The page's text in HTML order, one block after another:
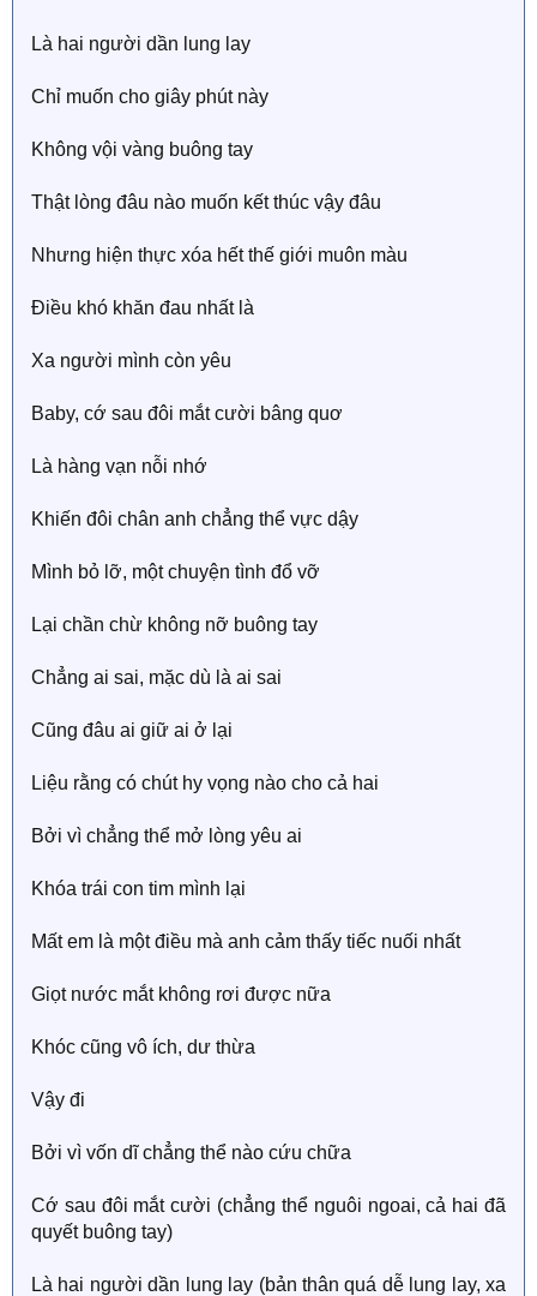
Là hai người dần lung lay
Chỉ muốn cho giây phút này
Không vội vàng buông tay
Thật lòng đâu nào muốn kết thúc vậy đâu
Nhưng hiện thực xóa hết thế giới muôn màu
Điều khó khăn đau nhất là
Xa người mình còn yêu
Baby, cớ sau đôi mắt cười bâng quơ
Là hàng vạn nỗi nhớ
Khiến đôi chân anh chẳng thể vực dậy
Mình bỏ lỡ, một chuyện tình đổ vỡ
Lại chần chừ không nỡ buông tay
Chẳng ai sai, mặc dù là ai sai
Cũng đâu ai giữ ai ở lại
Liệu rằng có chút hy vọng nào cho cả hai
Bởi vì chẳng thể mở lòng yêu ai
Khóa trái con tim mình lại
Mất em là một điều mà anh cảm thấy tiếc nuối nhất
Giọt nước mắt không rơi được nữa
Khóc cũng vô ích, dư thừa
Vậy đi
Bởi vì vốn dĩ chẳng thể nào cứu chữa
Cớ sau đôi mắt cười (chẳng thể nguôi ngoai, cả hai đã
quyết buông tay)
Là hai người dần lung lay (bản thân quá dễ lung lay, xa